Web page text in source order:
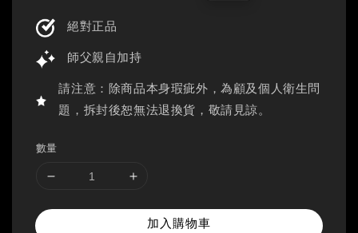
絕對正品
師父親自加持
請注意：除商品本身瑕疵外，為顧及個人衛生問
題，拆封後恕無法退換貨，敬請見諒。
數量
加入購物車